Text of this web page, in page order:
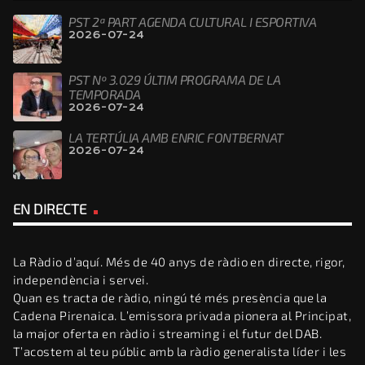
PST 2ª PART AGENDA CULTURAL I ESPORTIVA
2026-07-24
PST Nº 3.029 ÚLTIM PROGRAMA DE LA
TEMPORADA
2026-07-24
LA TERTÚLIA AMB ENRIC FONTBERNAT
2026-07-24
EN DIRECTE
La Ràdio d’aquí. Més de 40 anys de ràdio en directe, rigor,
independència i servei.
Quan es tracta de ràdio, ningú té més presència que la
Cadena Pirenaica. L’emissora privada pionera al Principat,
la major oferta en ràdio i streaming i el futur del DAB.
T’acostem al teu públic amb la ràdio generalista líder i les